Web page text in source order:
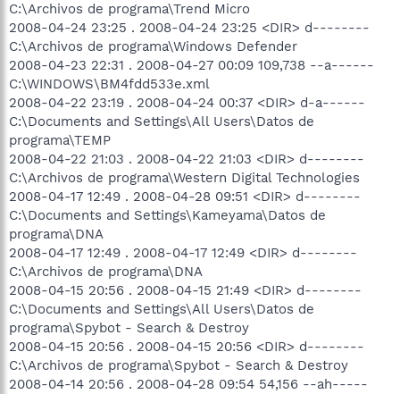
C:\Archivos de programa\Trend Micro
2008-04-24 23:25 . 2008-04-24 23:25 <DIR> d--------
C:\Archivos de programa\Windows Defender
2008-04-23 22:31 . 2008-04-27 00:09 109,738 --a------
C:\WINDOWS\BM4fdd533e.xml
2008-04-22 23:19 . 2008-04-24 00:37 <DIR> d-a------
C:\Documents and Settings\All Users\Datos de
programa\TEMP
2008-04-22 21:03 . 2008-04-22 21:03 <DIR> d--------
C:\Archivos de programa\Western Digital Technologies
2008-04-17 12:49 . 2008-04-28 09:51 <DIR> d--------
C:\Documents and Settings\Kameyama\Datos de
programa\DNA
2008-04-17 12:49 . 2008-04-17 12:49 <DIR> d--------
C:\Archivos de programa\DNA
2008-04-15 20:56 . 2008-04-15 21:49 <DIR> d--------
C:\Documents and Settings\All Users\Datos de
programa\Spybot - Search & Destroy
2008-04-15 20:56 . 2008-04-15 20:56 <DIR> d--------
C:\Archivos de programa\Spybot - Search & Destroy
2008-04-14 20:56 . 2008-04-28 09:54 54,156 --ah-----